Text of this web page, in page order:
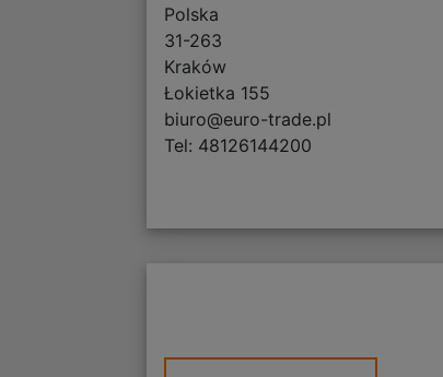
Polska
31-263
Kraków
Łokietka 155
biuro@euro-trade.pl
Tel: 48126144200